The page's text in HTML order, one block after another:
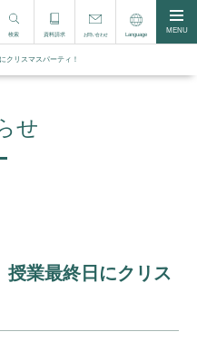
検索 資料請求 お問い合わせ Language MENU
クリスマスパーティ！
せ
業最終日にクリス